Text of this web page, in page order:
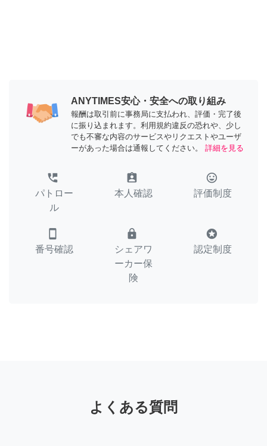
ANYTIMES安心・安全への取り組み
報酬は取引前に事務局に支払われ、評価・完了後
に振り込まれます。利用規約違反の恐れや、少し
でも不審な内容のサービスやリクエストやユーザ
ーがあった場合は通報してください。
詳細を見る
perm_phone_msg
パトロー
ル
assignment_ind
本人確認
tag_faces
評価制度
smartphone
番号確認
lock
シェアワ
ーカー保
険
stars
認定制度
よくある質問